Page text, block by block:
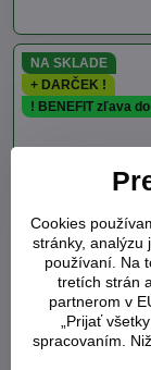
Banánovník
NA SKLADE
+ DARČEK !
! BENEFIT zľava
Banánovník Musa
rastliny s vysokou
výšku 2-3,5m.Kód
Cookies
stránky, analýzu
používaní. Na
tretích strán
partnerom v
„Prijať
spracovaním.